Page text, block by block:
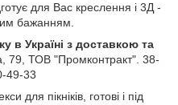
для Вас креслення і 3Д -
бажанням.
в Україні з доставкою та
79, ТОВ "Промконтракт". 38-
49-33
для пікніків, готові і під